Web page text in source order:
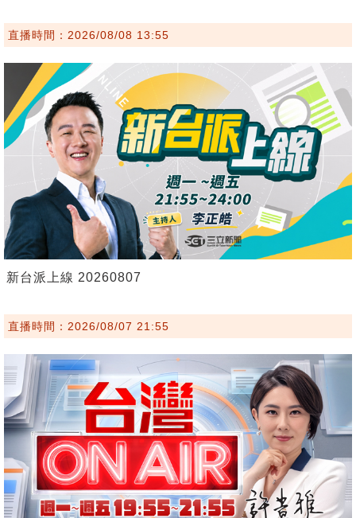
直播時間：2026/08/08 13:55
新台派上線 20260807
直播時間：2026/08/07 21:55